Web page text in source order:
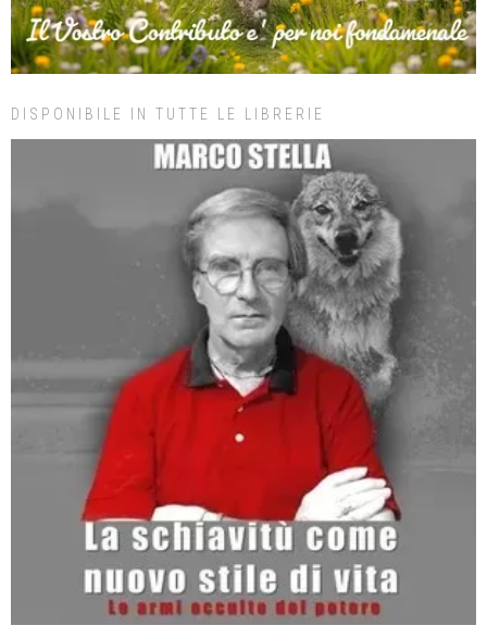
DISPONIBILE IN TUTTE LE LIBRERIE